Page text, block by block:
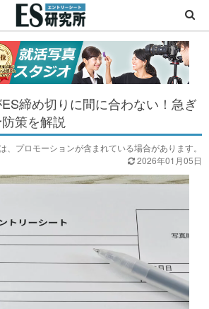
締め切りに間に合わない！急ぎ
策を解説
、プロモーションが含まれている場合があります。
2026年01月05日